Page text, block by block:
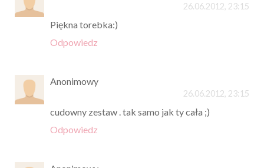
26.06.2012, 23:15
Piękna torebka:)
Odpowiedz
Anonimowy
26.06.2012, 23:15
cudowny zestaw . tak samo jak ty cała ;)
Odpowiedz